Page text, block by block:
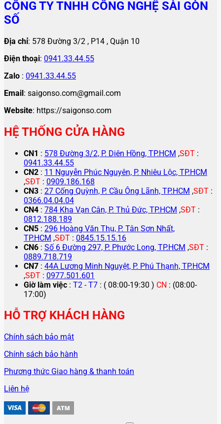
CÔNG TY TNHH CÔNG NGHỆ SÀI GÒN
SỐ
Địa chỉ: 578 Đường 3/2 , P14 , Quận 10
Điện thoại: 0941.33.44.55
Zalo : 0941.33.44.55
Email: saigonso.com@gmail.com
Website: https://saigonso.com
HỆ THỐNG CỬA HÀNG
CN1 : 578 Đường 3/2, P. Diên Hồng, TP.HCM ,SĐT :
0941.33.44.55
CN2 : 11 Nguyễn Phúc Nguyên, P. Nhiêu Lộc, TP.HCM
,SĐT : 0909.186.168
CN3 : 27 Cống Quỳnh, P. Cầu Ông Lãnh, TP.HCM ,SĐT :
0366.04.04.04
CN4 : 784 Kha Vạn Cân, P. Thủ Đức, TP.HCM ,SĐT :
0812.188.189
CN5 : 296 Hoàng Văn Thụ, P. Tân Sơn Nhất,
TP.HCM ,SĐT : 0845.15.15.16
CN6 : Số 6 Đường 297, P. Phước Long, TP.HCM ,SĐT :
0889.718.719
CN7 : 44A Lương Minh Nguyệt, P. Phú Thạnh, TP.HCM
,SĐT : 0977.501.601
Giờ làm việc : T2 - T7 : ( 08:00-19:30 ) CN : (08:00-
17:00)
HỖ TRỢ KHÁCH HÀNG
Chính sách bảo mật
Chính sách bảo hành
Phương thức Giao hàng & thanh toán
Liên hệ